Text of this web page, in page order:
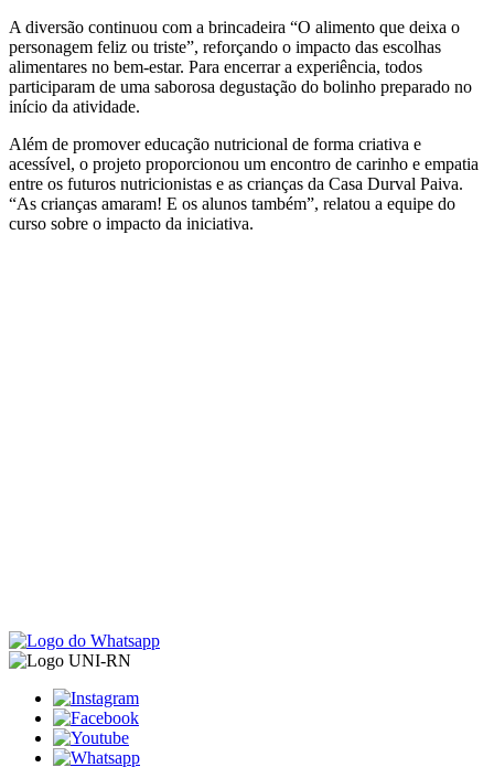
A diversão continuou com a brincadeira “O alimento que deixa o
personagem feliz ou triste”, reforçando o impacto das escolhas
alimentares no bem-estar. Para encerrar a experiência, todos
participaram de uma saborosa degustação do bolinho preparado no
início da atividade.
Além de promover educação nutricional de forma criativa e
acessível, o projeto proporcionou um encontro de carinho e empatia
entre os futuros nutricionistas e as crianças da Casa Durval Paiva.
“As crianças amaram! E os alunos também”, relatou a equipe do
curso sobre o impacto da iniciativa.